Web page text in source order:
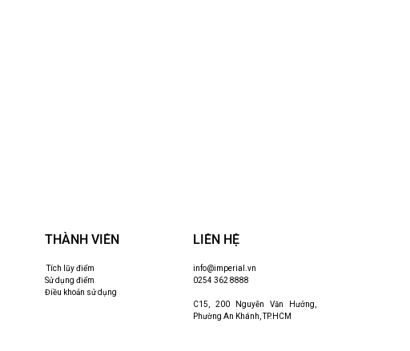
THÀNH VIÊN
Tích lũy điểm
Sử dụng điểm
Điều khoản sử dụng
LIÊN HỆ
info@imperial.vn
0254 362 8888
C15, 200 Nguyễn Văn Hưởng,
Phường An Khánh, TP.HCM